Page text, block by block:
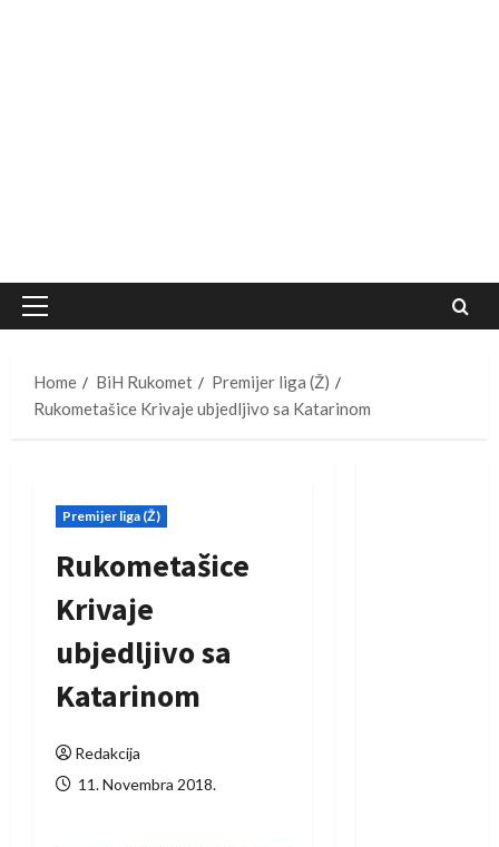
Primary
Home
BiH Rukomet
Premijer liga (Ž)
Rukometašice Krivaje ubjedljivo sa Katarinom
Premijer liga (Ž)
Rukometašice
Krivaje
ubjedljivo sa
Katarinom
Redakcija
11. Novembra 2018.